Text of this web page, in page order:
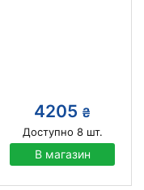
4205 ₴
Доступно 8шт.
В магазин